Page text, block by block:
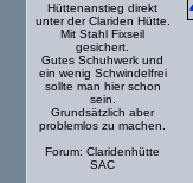
Hüttenanstieg direkt
unter der Clariden Hütte.
Mit Stahl Fixseil
gesichert.
Gutes Schuhwerk und
ein wenig Schwindelfrei
sollte man hier schon
sein.
Grundsätzlich aber
problemlos zu machen.
Forum: Claridenhütte
SAC